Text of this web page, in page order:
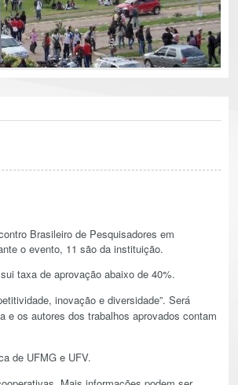
Brasileiro de Pesquisadores em
o evento, 11 são da instituição.
taxa de aprovação abaixo de 40%.
inovação e diversidade”. Será
e os autores dos trabalhos aprovados contam
de UFMG e UFV.